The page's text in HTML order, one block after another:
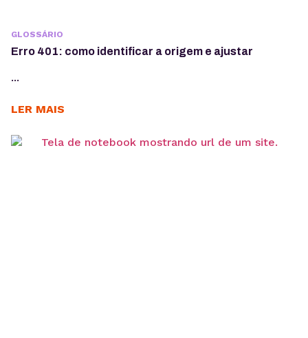
GLOSSÁRIO
Erro 401: como identificar a origem e ajustar
...
LER MAIS